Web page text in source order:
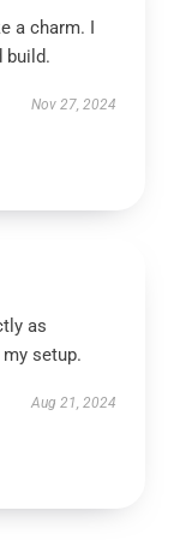
a charm. I
build.
Nov 27, 2024
as
setup.
Aug 21, 2024